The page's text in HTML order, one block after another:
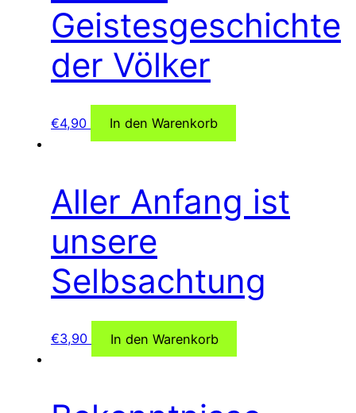
Geistesgeschichte
der Völker
€4,90 In den Warenkorb
Aller Anfang ist
unsere
Selbsachtung
€3,90 In den Warenkorb